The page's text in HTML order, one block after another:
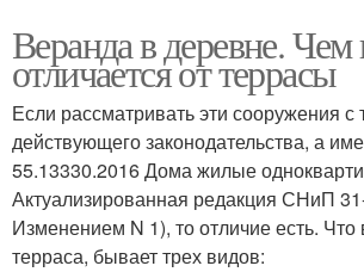
Веранда в деревне. Чем
отличается от террасы
Если рассматривать эти сооружения с
действующего законодательства, а
55.13330.2016 Дома жилые
Актуализированная редакция СНиП
Изменением N 1), то отличие есть. Что
терраса, бывает трех видов: